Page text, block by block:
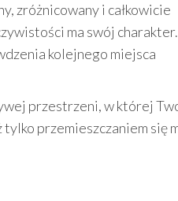
zróżnicowany i całkowicie
ma swój
kolejnego miejsca
przestrzeni, w której
przemieszczaniem się